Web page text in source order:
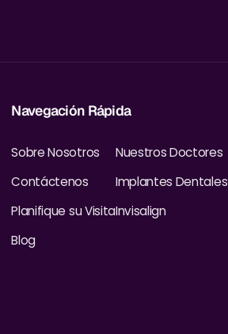
Navegación Rápida
Sobre Nosotros
Contáctenos
Planifique su Visita
Blog
Nuestros Doctores
Implantes Dentales
Invisalign